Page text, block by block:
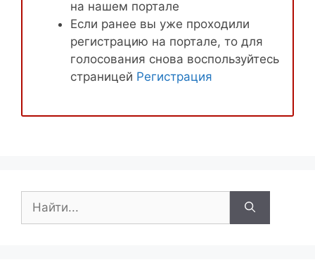
на нашем портале
Если ранее вы уже проходили
регистрацию на портале, то для
голосования снова воспользуйтесь
страницей Регистрация